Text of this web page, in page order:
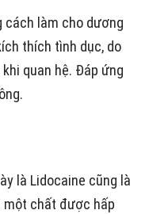
cách làm cho dương
thích tình dục, do
quan hệ. Đáp ứng
là Lidocaine cũng là
một chất được hấp